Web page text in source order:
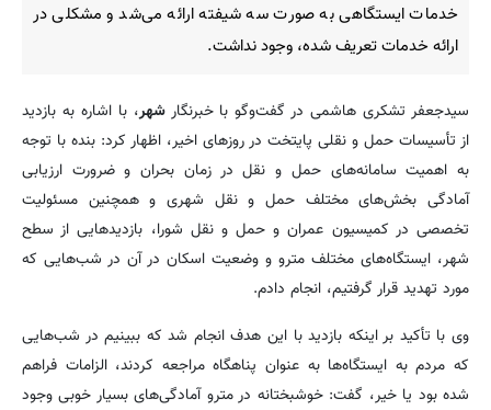
خدمات ایستگاهی به صورت سه شیفته ارائه می‌شد و مشکلی در
ارائه خدمات تعریف شده، وجود نداشت.
سیدجعفر تشکری هاشمی در گفت‌وگو با خبرنگارشهر، با اشاره به بازدید
از تأسیسات حمل و نقلی پایتخت در روزهای اخیر، اظهار کرد: بنده با توجه
به اهمیت سامانه‌های حمل و نقل در زمان بحران و ضرورت ارزیابی
آمادگی بخش‌های مختلف حمل و نقل شهری و همچنین مسئولیت
تخصصی در کمیسیون عمران و حمل و نقل شورا، بازدیدهایی از سطح
شهر، ایستگاه‌های مختلف مترو و وضعیت اسکان در آن در شب‌هایی که
مورد تهدید قرار گرفتیم، انجام دادم.
وی با تأکید بر اینکه بازدید با این هدف انجام شد که ببینیم در شب‌هایی
که مردم به ایستگاه‌ها به عنوان پناهگاه مراجعه کردند، الزامات فراهم
شده بود یا خیر، گفت: خوشبختانه در مترو آمادگی‌های بسیار خوبی وجود